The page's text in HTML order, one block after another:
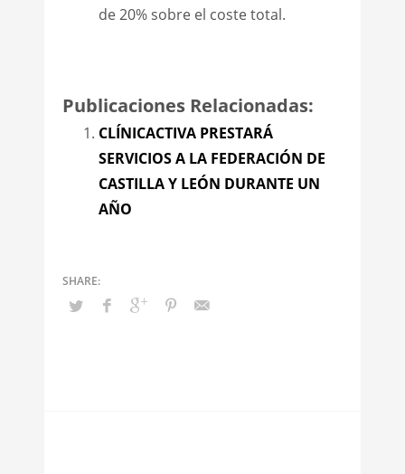
de 20% sobre el coste total.
Publicaciones Relacionadas:
CLÍNICACTIVA PRESTARÁ
SERVICIOS A LA FEDERACIÓN DE
CASTILLA Y LEÓN DURANTE UN
AÑO